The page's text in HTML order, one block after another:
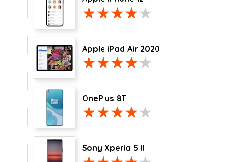
Apple iPad Air 2020
OnePlus 8T
Sony Xperia 5 II